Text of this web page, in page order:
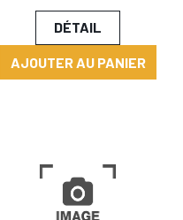
DÉTAIL
AJOUTER AU PANIER